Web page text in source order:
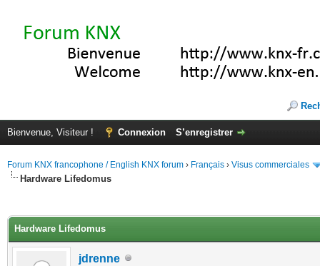
Bienvenue, Visiteur ! Connexion S’enregistrer
Forum KNX francophone / English KNX forum › Français › Visus commerciales
Hardware Lifedomus
Hardware Lifedomus
jdrenne